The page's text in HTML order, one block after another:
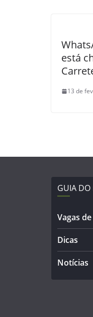
está
13 de
GUIA DO
Vagas
Dicas
Notícias